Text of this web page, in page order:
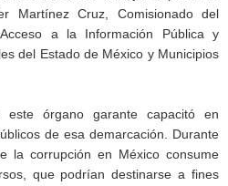
Martínez Cruz, Comisionado del
a la Información Pública y
del Estado de México y Municipios
órgano garante capacitó en
de esa demarcación. Durante
la corrupción en México consume
que podrían destinarse a fines